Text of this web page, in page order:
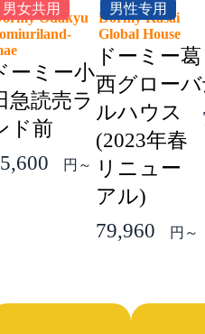
男女共用
Odakyu
ーミー小
急読売ラ
ド前
円～
男性专用
Dormy Kasai
Global House
ドーミー葛
西グローバ
ルハウス
(2023年春
リニュー
アル)
79,960
円～